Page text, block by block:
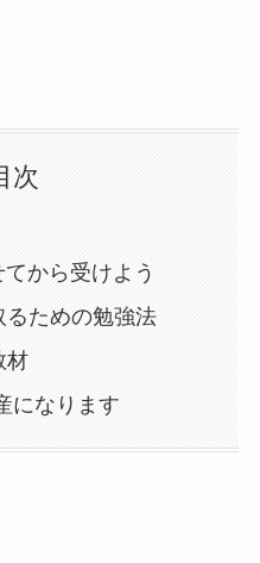
次
から受けよう
ための勉強法
材
になります